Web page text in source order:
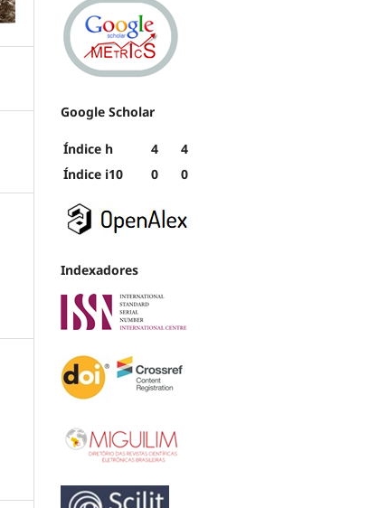
Google Scholar
Índice h 4
4
Índice i10
0 0
Indexadores